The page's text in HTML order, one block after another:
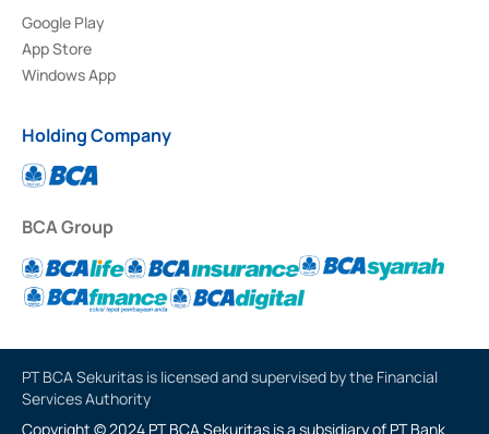
Google Play
App Store
Windows App
Holding Company
BCA Group
PT BCA Sekuritas is licensed and supervised by the Financial
Services Authority
Copyright © 2024 PT BCA Sekuritas is a subsidiary of PT Bank